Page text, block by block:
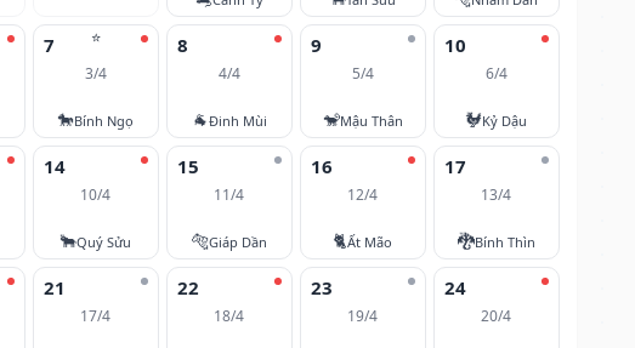
⭐
7
3/4
🐎Bính Ngọ
8
4/4
🐐Đinh Mùi
9
5/4
🐒Mậu Thân
10
6/4
🐓Kỷ Dậu
14
10/4
🐂Quý Sửu
15
11/4
🐅Giáp Dần
16
12/4
🐈Ất Mão
17
13/4
🐉Bính Thìn
21
17/4
22
18/4
23
19/4
24
20/4